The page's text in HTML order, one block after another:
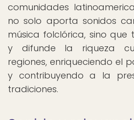
comunidades
no solo aporta sonidos
música folclórica, sino que
y difunde la riqueza
regiones, enriqueciendo el
y contribuyendo a la
tradiciones.